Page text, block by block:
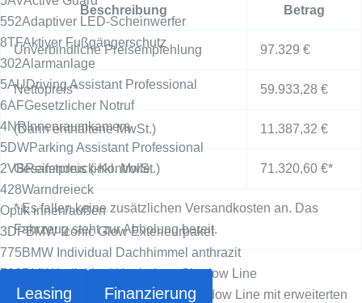
552Adaptiver LED-Scheinwerfer
8TFAktiver Fußgängerschutz
302Alarmanlage
5AUDriving Assistant Professional
6AFGesetzlicher Notruf
4NRInnenraumkamera
5DWParking Assistant Professional
2VBReifendruck-Kontrolle
428Warndreieck
Optik innen/außen
3DPBMW Iconic Glow Exterieurpaket
775 BMW Individual Dachhimmel anthrazit
760BMW Individual Hochglanz Shadow Line
7M9BMW Individual Hochglanz Shadow Line mit erweiterten
Beschreibung Betrag
Unverbindliche Preisempfehlung 97.329 €
Nettopreis* 59.933,28 €
(Darin enthaltene MwSt.) 11.387,32 €
Gesamtpreis (inkl. MwSt.) 71.320,60 €*
* Es fallen keine zusätzlichen Versandkosten an. Das
Fahrzeug steht zur Abholung bereit.
Leasing Finanzierung